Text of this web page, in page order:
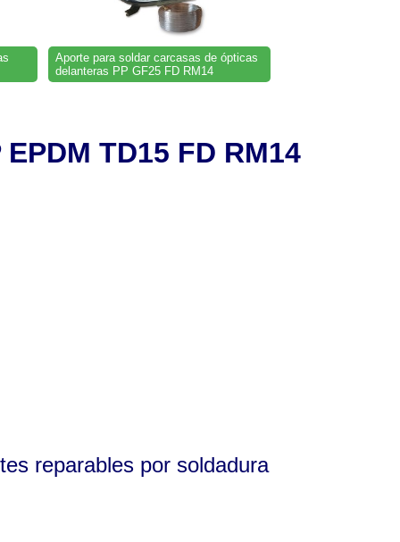
Aporte para soldar carcasas de ópticas
delanteras PP GF25 FD RM14
TD15 FD RM14
reparables por soldadura